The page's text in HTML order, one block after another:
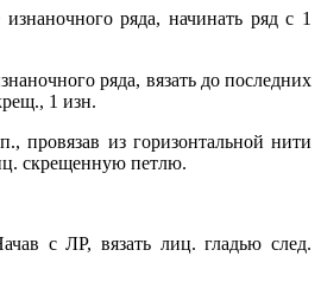
ряда, начинать ряд с 1
ряда, вязать до последних
1 изн.
провязав из горизонтальной нити
скрещенную петлю.
с ЛР, вязать лиц. гладью след.